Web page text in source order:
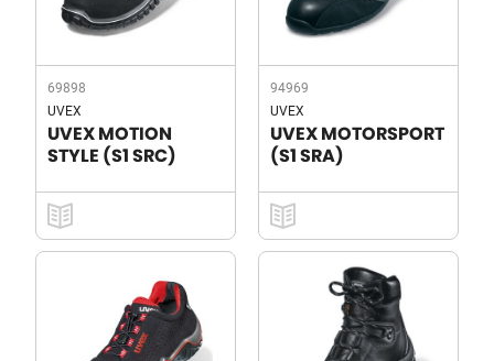
69898
UVEX
UVEX MOTION
STYLE (S1 SRC)
94969
UVEX
UVEX MOTORSPORT
(S1 SRA)